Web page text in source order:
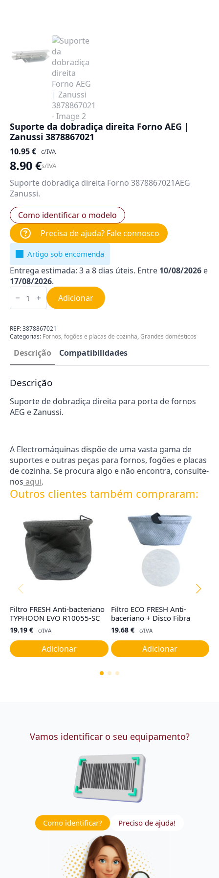
Suporte da dobradiça direita Forno AEG |
Zanussi 3878867021
10.95€ c/IVA
8.90€s/IVA
Suporte dobradiça direita Forno 3878867021AEG
Zanussi.
Como identificar o modelo
Precisa de ajuda? Fale connosco
Artigo sob encomenda
Entrega estimada: 3 a 8 dias úteis. Entre 10/08/2026 e
17/08/2026.
Quantidade
de
Suporte
da
direita
Forno
AEG
Zanussi
3878867021
Adicionar
REF:3878867021
Categorias: Fornos, fogões e placas de cozinha,Grandes domésticos
Descrição Compatibilidades
Descrição
Suporte de dobradiça direita para porta de fornos
AEG e Zanussi.
A Electromáquinas dispõe de uma vasta gama de
suportes e outras peças para fornos, fogões e placas
de cozinha. Se procura algo e não encontra, consulte-
nos aqui.
Outros clientes também compraram:
Filtro FRESH Anti-bacteriano
TYPHOON EVO R10055-SC
19.19 € c/IVA
Adicionar
Filtro ECO FRESH Anti-
baceriano + Disco Fibra
19.68 € c/IVA
Adicionar
Vamos identificar o seu equipamento?
Como identificar? Preciso de ajuda!